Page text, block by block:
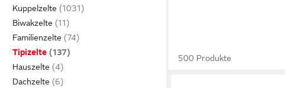
Kuppelzelte
Biwakzelte
Familienzelte
Tipizelte
Hauszelte
Dachzelte
500 Produkte